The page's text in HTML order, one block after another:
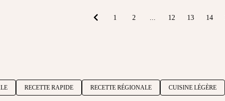
1 2 12 13 14
RECETTE RAPIDE RECETTE RÉGIONALE CUISINE LÉGÈRE